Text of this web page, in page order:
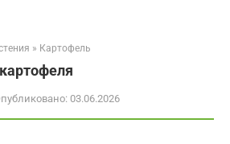
» Картофель
03.06.2026